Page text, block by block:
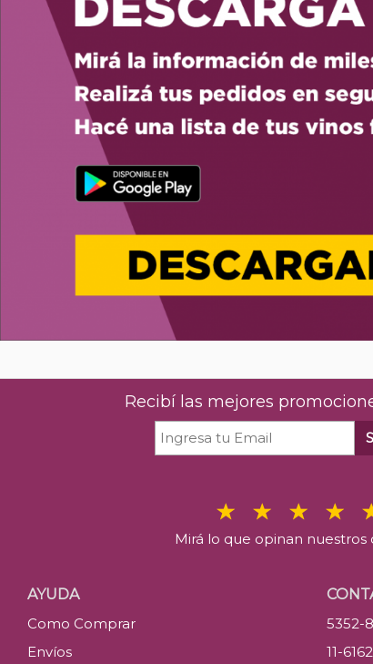
Recibí las mejores
Mirá lo que opinan nuestros
AYUDA
Como Comprar
Envíos
5352-
11-